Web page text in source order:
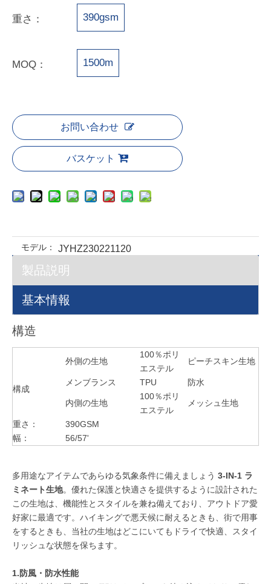
重さ： 390gsm
MOQ： 1500m
お問い合わせ
バスケット
モデル： JYHZ230221120
製品説明
基本情報
構造
構成
外側の生地
100％ポリ
エステル
ピーチスキン生地
メンブランス TPU 防水
内側の生地
100％ポリ
エステル
メッシュ生地
重さ：
390GSM
幅：
56/57'
多用途なアイテムであらゆる気象条件に備えましょう 3-IN-1 ラ
ミネート生地。優れた保護と快適さを提供するように設計された
この生地は、機能性とスタイルを兼ね備えており、アウトドア愛
好家に最適です。ハイキングで悪天候に耐えるときも、街で用事
をするときも、当社の生地はどこにいてもドライで快適、スタイ
リッシュな状態を保ちます。
1.防風・防水性能